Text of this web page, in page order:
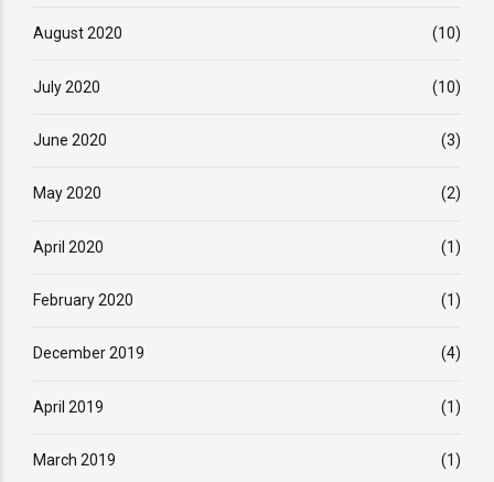
August 2020 (10)
July 2020 (10)
June 2020 (3)
May 2020 (2)
April 2020 (1)
February 2020 (1)
December 2019 (4)
April 2019 (1)
March 2019 (1)